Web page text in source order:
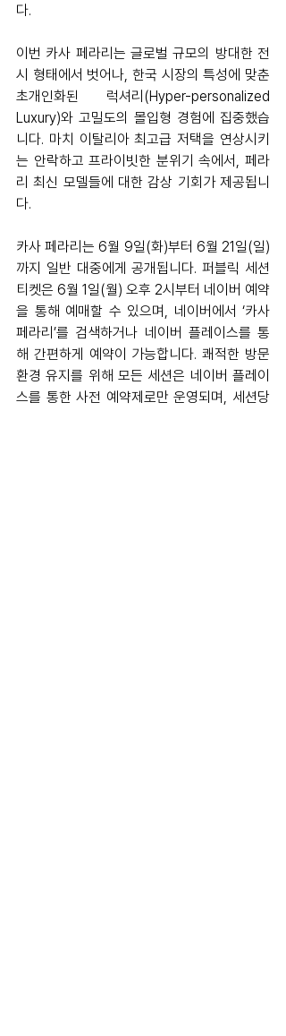
다.
이번 카사 페라리는 글로벌 규모의 방대한 전
시 형태에서 벗어나, 한국 시장의 특성에 맞춘
초개인화된 럭셔리(Hyper-personalized
Luxury)와 고밀도의 몰입형 경험에 집중했습
니다. 마치 이탈리아 최고급 저택을 연상시키
는 안락하고 프라이빗한 분위기 속에서, 페라
리 최신 모델들에 대한 감상 기회가 제공됩니
다.
카사 페라리는 6월 9일(화)부터 6월 21일(일)
까지 일반 대중에게 공개됩니다. 퍼블릭 세션
티켓은 6월 1일(월) 오후 2시부터 네이버 예약
을 통해 예매할 수 있으며, 네이버에서 ‘카사
페라리’를 검색하거나 네이버 플레이스를 통
해 간편하게 예약이 가능합니다. 쾌적한 방문
환경 유지를 위해 모든 세션은 네이버 플레이
스를 통한 사전 예약제로만 운영되며, 세션당